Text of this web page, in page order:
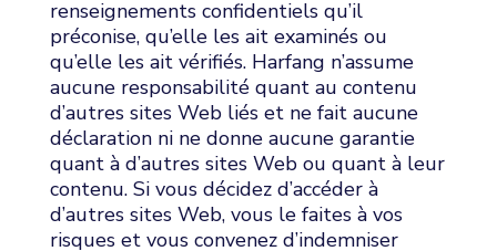
renseignements confidentiels qu’il
préconise, qu’elle les ait examinés ou
qu’elle les ait vérifiés. Harfang n’assume
aucune responsabilité quant au contenu
d’autres sites Web liés et ne fait aucune
déclaration ni ne donne aucune garantie
quant à d’autres sites Web ou quant à leur
contenu. Si vous décidez d’accéder à
d’autres sites Web, vous le faites à vos
risques et vous convenez d’indemniser